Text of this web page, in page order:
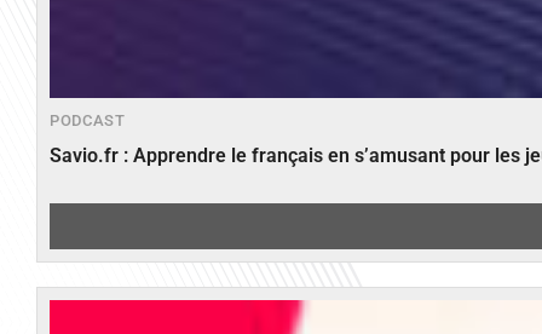
PODCAST
Savio.fr : Apprendre le français en s’amusant pour les